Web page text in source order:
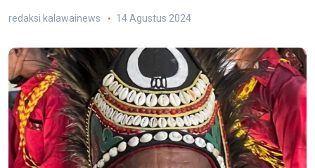
redaksi kalawainews 14 Agustus 2024